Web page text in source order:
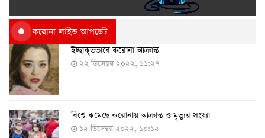
করোনা লাইভ আপডেট
ইচ্ছাকৃতভাবে করোনা আক্রান্ত
২২ ডিসেম্বর ২০২২, ১১:২৭
বিশ্বে কমেছে করোনায় আক্রান্ত ও মৃত্যুর সংখ্যা
১২ ডিসেম্বর ২০২২, ১০:১২